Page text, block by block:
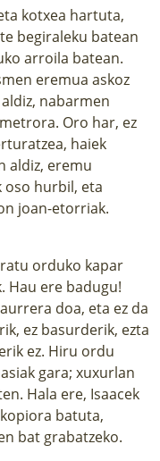
kotxea hartuta,
begiraleku batean
arroila batean.
eremua askoz
nabarmen
Oro har, ez
haiek
aldiz, eremu
hurbil, eta
joan-etorriak.
orduko kapar
Hau ere badugu!
doa, eta ez da
ez basurderik, ezta
ez. Hiru ordu
gara; xuxurlan
Hala ere, Isaacek
batuta,
bat grabatzeko.